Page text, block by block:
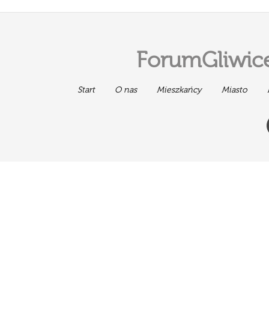
Start O nas Mieszkańcy Miasto